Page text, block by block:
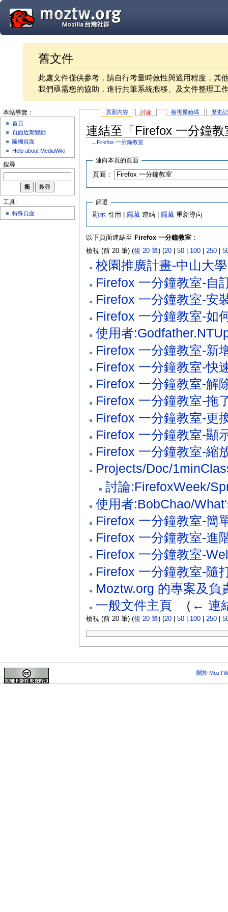
舊文件
此處文件僅供參考，請自行考量時效性與適用程度，其
我們亟需您的協助，進行共筆系統搬移、及文件整理工
頁面內容 討論 檢視原始碼 歷史
連結至「Firefox 一分鐘
← Firefox 一分鐘教室
連向本頁的頁面
頁面：
篩選
顯示 引用 | 隱藏 連結 | 隱藏 重新導向
以下頁面連結至 Firefox 一分鐘教室：
檢視 (前 20 筆) (後 20 筆) (20| 50| 100| 250|
校園推廣計畫-中山大學
Firefox 一分鐘教室-自
Firefox 一分鐘教室-安
Firefox 一分鐘教室-如
使用者
Firefox 一分鐘教室-新
Firefox 一分鐘教室-快
Firefox 一分鐘教室-解
Firefox 一分鐘教室-拖
Firefox 一分鐘教室-更
Firefox 一分鐘教室-顯
Firefox 一分鐘教室-縮
Projects/Doc/
討論:FirefoxWeek/
使用者:BobChao/
Firefox 一分鐘教室-簡
Firefox 一分鐘教室-進
Firefox 一分鐘教室-
Firefox 一分鐘教室-隨
Moztw.org 的專案及負
一般文件主頁
（ ← 連
檢視 (前 20 筆) (後 20 筆) (20| 50| 100| 250|
本站導覽：
首頁
頁面近期變動
隨機頁面
Help about MediaWiki
搜尋
工具:
特殊頁面
關於